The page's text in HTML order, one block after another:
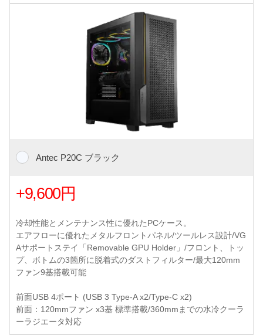
Antec P20C ブラック
+9,600円
冷却性能とメンテナンス性に優れたPCケース。
エアフローに優れたメタルフロントパネル/ツールレス設計/VG
Aサポートステイ「Removable GPU Holder」/フロント、トッ
プ、ボトムの3箇所に脱着式のダストフィルター/最大120mm
ファン9基搭載可能
前面USB 4ポート (USB 3 Type-A x2/Type-C x2)
前面：120mmファン x3基 標準搭載/360mmまでの水冷クーラ
ーラジエータ対応